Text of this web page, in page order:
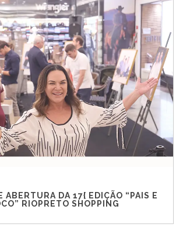
ABERTURA DA 17{ EDIÇÃO “PAIS E
RIOPRETO SHOPPING